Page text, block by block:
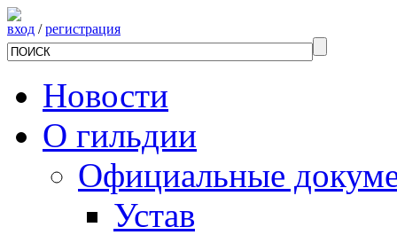
вход /регистрация
Новости
О гильдии
Официальные
Устав